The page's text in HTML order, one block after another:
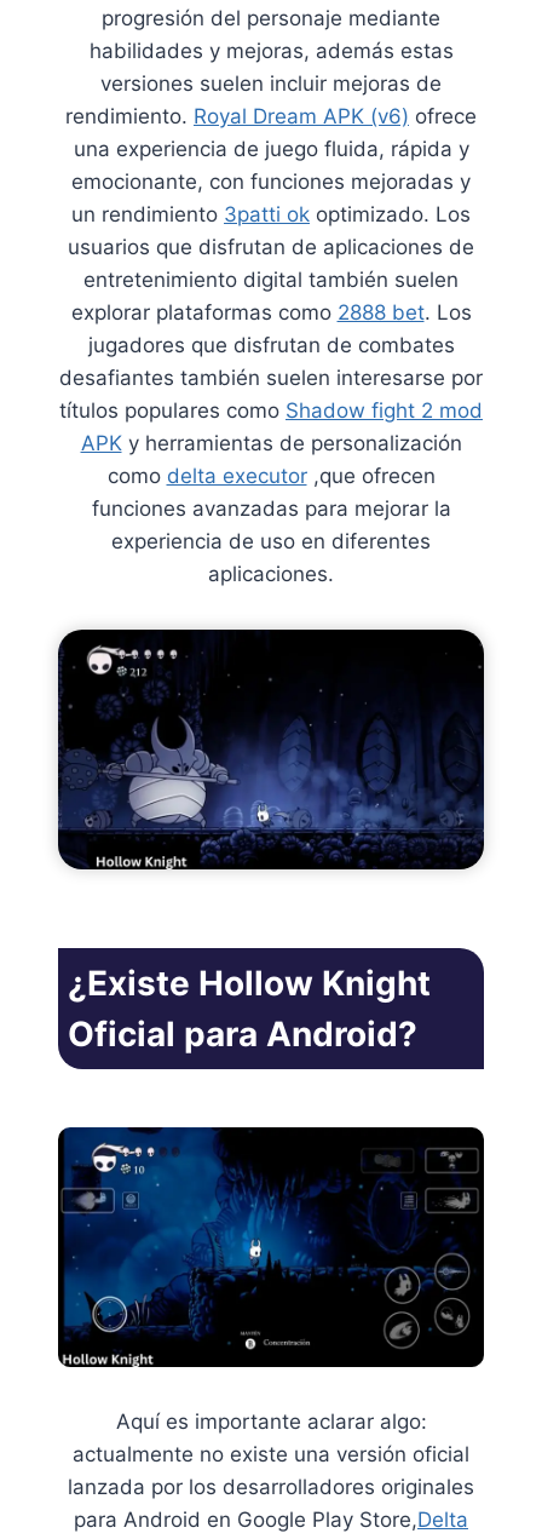
progresión del personaje mediante
habilidades y mejoras, además estas
versiones suelen incluir mejoras de
rendimiento. Royal Dream APK (v6) ofrece
una experiencia de juego fluida, rápida y
emocionante, con funciones mejoradas y
un rendimiento 3patti ok optimizado. Los
usuarios que disfrutan de aplicaciones de
entretenimiento digital también suelen
explorar plataformas como 2888 bet. Los
jugadores que disfrutan de combates
desafiantes también suelen interesarse por
títulos populares como Shadow fight 2 mod
APKy herramientas de personalización
como delta executor,que ofrecen
funciones avanzadas para mejorar la
experiencia de uso en diferentes
aplicaciones.
¿Existe Hollow Knight
Oficial para Android?
Aquí es importante aclarar algo:
actualmente no existe una versión oficial
lanzada por los desarrolladores originales
para Android en Google Play Store,Delta